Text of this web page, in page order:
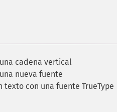
cadena vertical
nueva fuente
texto con una fuente TrueType